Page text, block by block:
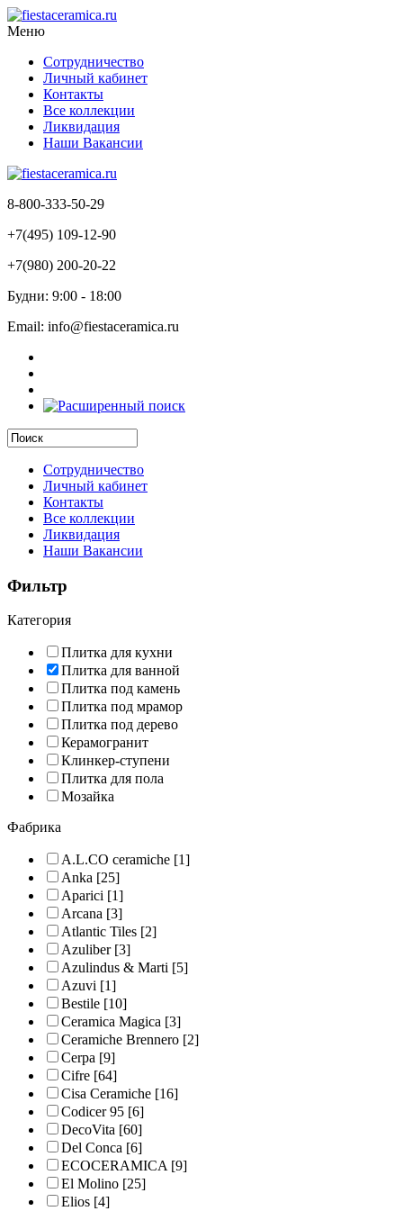
Меню
Сотрудничество
Личный кабинет
Контакты
Все коллекции
Ликвидация
Наши Вакансии
8-800-333-50-29
+7(495) 109-12-90
+7(980) 200-20-22
Будни: 9:00 - 18:00
Email: info@fiestaceramica.ru
Сотрудничество
Личный кабинет
Контакты
Все коллекции
Ликвидация
Наши Вакансии
Фильтр
Категория
Плитка для кухни
Плитка для ванной
Плитка под камень
Плитка под мрамор
Плитка под дерево
Керамогранит
Клинкер-ступени
Плитка для пола
Мозайка
Фабрика
A.L.CO ceramiche [1]
Anka [25]
Aparici [1]
Arcana [3]
Atlantic Tiles [2]
Azuliber[3]
Azulindus & Marti [5]
Azuvi [1]
Bestile [10]
Ceramica Magica [3]
Ceramiche Brennero [2]
Cerpa [9]
Cifre [64]
Cisa Ceramiche [16]
Codicer 95 [6]
DecoVita [60]
Del Conca [6]
ECOCERAMICA[9]
El Molino [25]
Elios [4]